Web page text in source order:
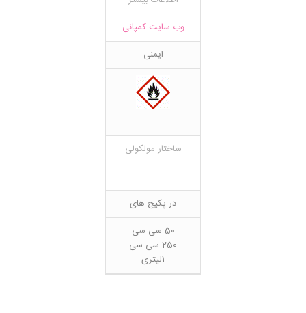
وب سایت کمپانی
ایمنی
ساختار مولکولی
در پکیج های
50 سی سی
250 سی سی
1لیتری